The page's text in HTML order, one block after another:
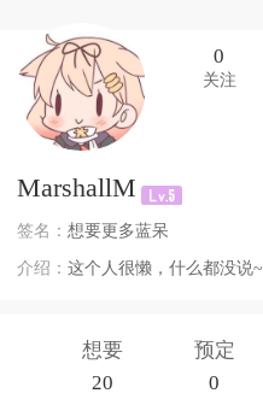
0
关注
MarshallM
签名：想要更多蓝呆
介绍：这个人很懒，什么都没说~
想要
20
预定
0